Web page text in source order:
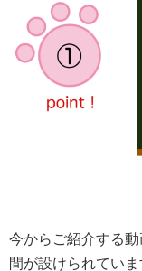
今からご紹介する
間が設けられていま